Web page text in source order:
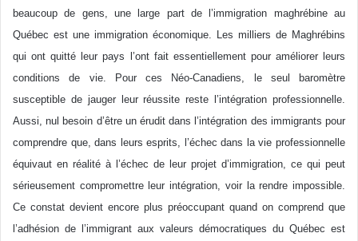
beaucoup de gens, une large part de l’immigration maghrébine au
Québec est une immigration économique. Les milliers de Maghrébins
qui ont quitté leur pays l’ont fait essentiellement pour améliorer leurs
conditions de vie. Pour ces Néo-Canadiens, le seul baromètre
susceptible de jauger leur réussite reste l’intégration professionnelle.
Aussi, nul besoin d’être un érudit dans l’intégration des immigrants pour
comprendre que, dans leurs esprits, l’échec dans la vie professionnelle
équivaut en réalité à l’échec de leur projet d’immigration, ce qui peut
sérieusement compromettre leur intégration, voir la rendre impossible.
Ce constat devient encore plus préoccupant quand on comprend que
l’adhésion de l’immigrant aux valeurs démocratiques du Québec est